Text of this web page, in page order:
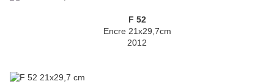
F 52
Encre 21x29,7cm
2012